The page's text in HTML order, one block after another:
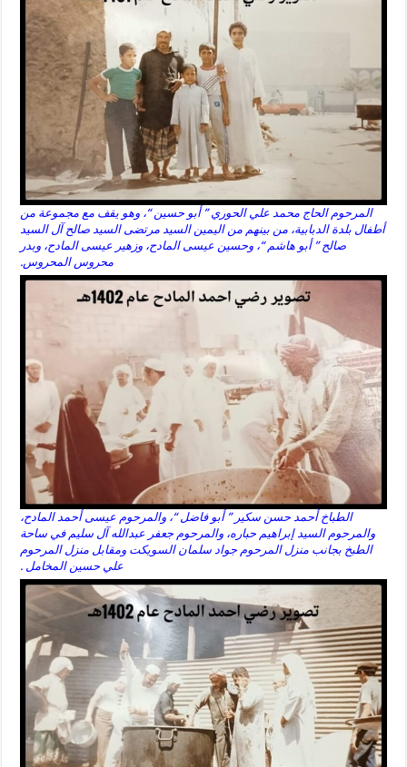
المرحوم الحاج محمد علي الحوري ” أبو حسين “، وهو يقف مع مجموعة من
أطفال بلدة الدبابية، من بينهم من اليمين السيد مرتضى السيد صالح آل السيد
صالح ” أبو هاشم “، وحسين عيسى المادح، وزهير عيسى المادح، وبدر
محروس المحروس.
الطباخ أحمد حسن سكير ” أبو فاضل “، والمرحوم عيسى أحمد المادح،
والمرحوم السيد إبراهيم حباره، والمرحوم جعفر عبدالله آل سليم في ساحة
الطبخ بجانب منزل المرحوم جواد سلمان السويكت ومقابل منزل المرحوم
علي حسين المخامل .